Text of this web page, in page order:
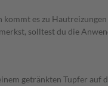
es zu
solltest du die
getränkten Tupfer auf